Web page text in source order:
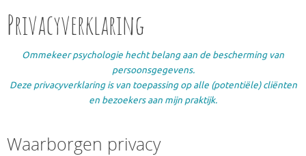
Privacyverklaring
Ommekeer psychologie hecht belang aan de bescherming van
persoonsgegevens.
Deze privacyverklaring is van toepassing op alle (potentiële) cliënten
en bezoekers aan mijn praktijk.
Waarborgen privacy